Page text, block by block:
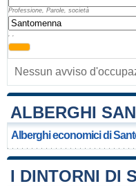
Professione, Parole, società
, ,
Nessun avviso
ALBERGHI
Alberghi economici di
I DINTORNI DI